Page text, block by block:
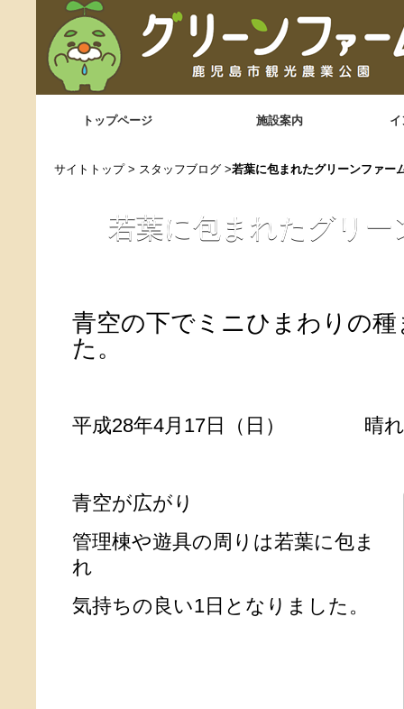
トップページ 施設案内
サイトトップ> スタッフブログ >若葉に包まれたグリーンファー
若葉に包まれたグリー
青空の下でミニひまわりの
た。
平成28年4月17日（日） 晴れ
青空が広がり
管理棟や遊具の周りは若葉に包ま
れ
気持ちの良い1日となりました。